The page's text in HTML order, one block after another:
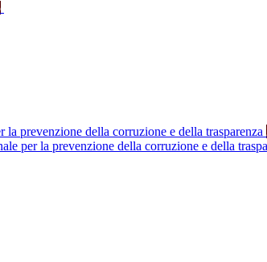
la prevenzione della corruzione e della trasparenza
per la prevenzione della corruzione e della